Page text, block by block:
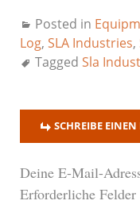
Posted in
Log, SLA Industries,
Tagged Sla
SCHREIBE
Deine E-Mail-
Erforderliche